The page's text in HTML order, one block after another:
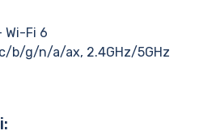
Wi-Fi 6
b/g/n/a/ax, 2.4GHz/5GHz